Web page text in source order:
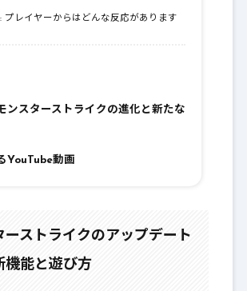
プレイヤーからはどんな反応があります
ンスターストライクの進化と新たな
YouTube動画
ーストライクのアップデート
機能と遊び方